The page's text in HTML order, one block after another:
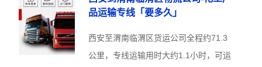
品运输专线「要多久」
西安至渭南临渭区货运公司全程约71.3
公里，专线运输用时大约1.1小时，可运